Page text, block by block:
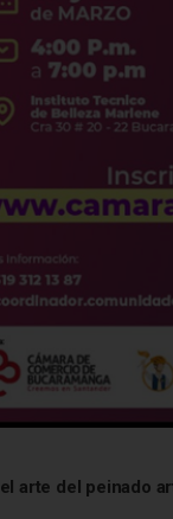
arte del peinado